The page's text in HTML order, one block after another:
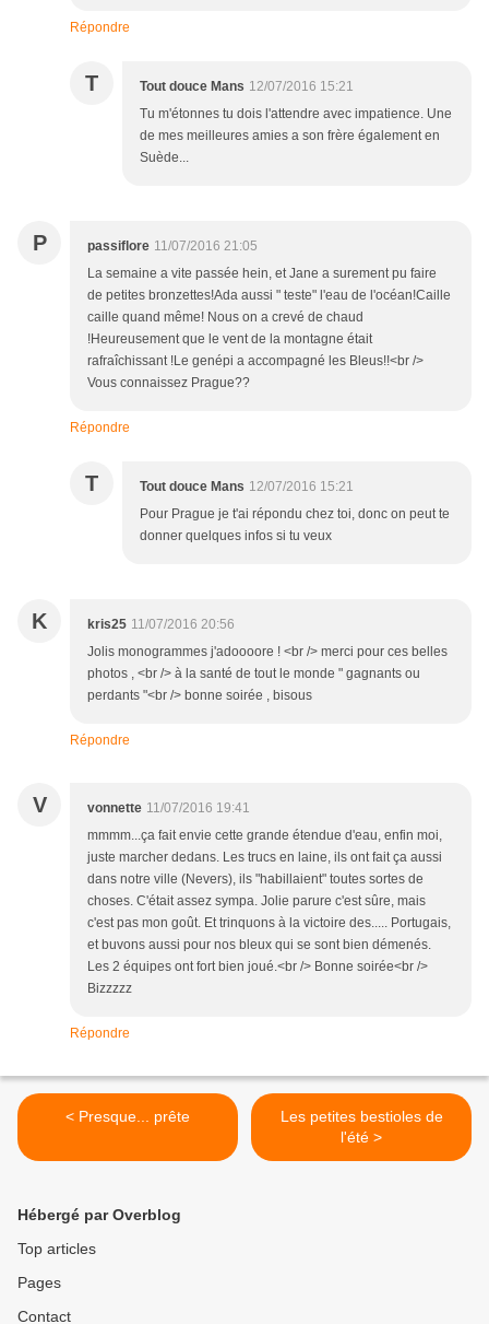
Répondre
T Tout douce Mans 12/07/2016 15:21
Tu m'étonnes tu dois l'attendre avec impatience. Une
de mes meilleures amies a son frère également en
Suède...
P passiflore 11/07/2016 21:05
La semaine a vite passée hein, et Jane a surement pu faire
de petites bronzettes!Ada aussi " teste" l'eau de l'océan!Caille
caille quand même! Nous on a crevé de chaud
!Heureusement que le vent de la montagne était
rafraîchissant !Le genépi a accompagné les Bleus!!<br />
Vous connaissez Prague??
Répondre
T Tout douce Mans 12/07/2016 15:21
Pour Prague je t'ai répondu chez toi, donc on peut te
donner quelques infos si tu veux
K kris25 11/07/2016 20:56
Jolis monogrammes j'adoooore ! <br /> merci pour ces belles
photos , <br /> à la santé de tout le monde " gagnants ou
perdants "<br /> bonne soirée , bisous
Répondre
V vonnette 11/07/2016 19:41
mmmm...ça fait envie cette grande étendue d'eau, enfin moi,
juste marcher dedans. Les trucs en laine, ils ont fait ça aussi
dans notre ville (Nevers), ils "habillaient" toutes sortes de
choses. C'était assez sympa. Jolie parure c'est sûre, mais
c'est pas mon goût. Et trinquons à la victoire des..... Portugais,
et buvons aussi pour nos bleux qui se sont bien démenés.
Les 2 équipes ont fort bien joué.<br /> Bonne soirée<br />
Bizzzzz
Répondre
< Presque... prête
Les petites bestioles de
l'été >
Hébergé par Overblog
Top articles
Pages
Contact